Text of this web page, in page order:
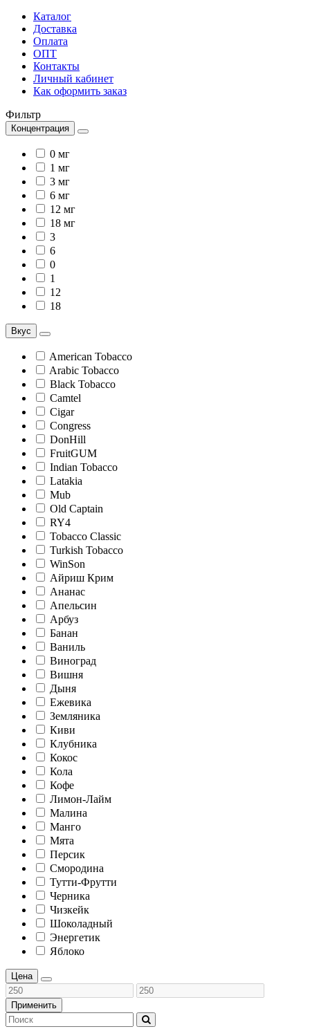
Каталог
Доставка
Оплата
ОПТ
Контакты
Личный кабинет
Как оформить заказ
Фильтр
Концентрация
0 мг
1 мг
3 мг
6 мг
12 мг
18 мг
3
6
0
1
12
18
Вкус
American Tobacco
Arabic Tobacco
Black Tobacco
Camtel
Cigar
Congress
DonHill
FruitGUM
Indian Tobacco
Latakia
Mub
Old Captain
RY4
Tobacco Classic
Turkish Tobacco
WinSon
Айриш Крим
Ананас
Апельсин
Арбуз
Банан
Ваниль
Виноград
Вишня
Дыня
Ежевика
Земляника
Киви
Клубника
Кокос
Кола
Кофе
Лимон-Лайм
Малина
Манго
Мята
Персик
Смородина
Тутти-Фрутти
Черника
Чизкейк
Шоколадный
Энергетик
Яблоко
Цена
Применить